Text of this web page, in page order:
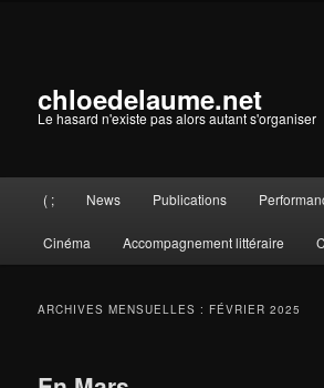
chloedelaume.net
Le hasard n'existe pas alors autant s'organiser
principal
( ; News Publications
Cinéma Accompagnement littéraire
ARCHIVES MENSUELLES : FÉVRIER 2025